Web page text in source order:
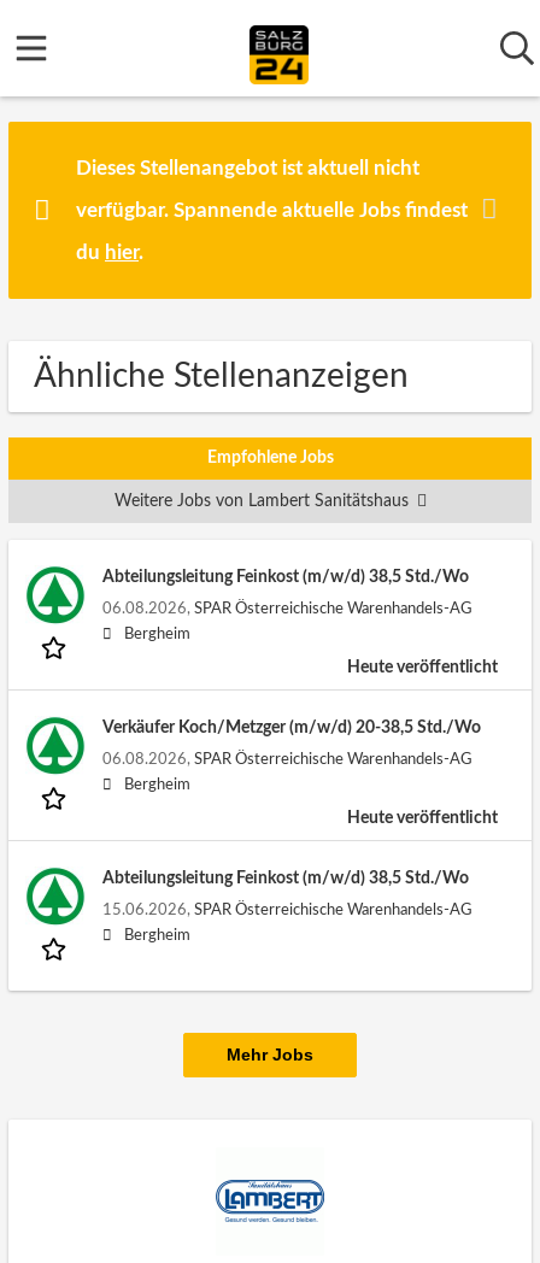
Dieses Stellenangebot ist aktuell nicht
verfügbar. Spannende aktuelle Jobs findest
du hier.
Ähnliche Stellenanzeigen
Empfohlene Jobs
Weitere Jobs von Lambert Sanitätshaus
Abteilungsleitung Feinkost (m/w/d) 38,5 Std./Wo
06.08.2026, SPAR Österreichische Warenhandels-AG
Bergheim
Heute veröffentlicht
Verkäufer Koch/Metzger (m/w/d) 20-38,5 Std./Wo
06.08.2026, SPAR Österreichische Warenhandels-AG
Bergheim
Heute veröffentlicht
Abteilungsleitung Feinkost (m/w/d) 38,5 Std./Wo
15.06.2026, SPAR Österreichische Warenhandels-AG
Bergheim
Mehr Jobs